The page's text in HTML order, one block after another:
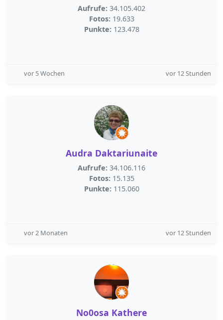
Aufrufe: 34.105.402
Fotos: 19.633
Punkte: 123.478
vor 5 Wochen vor 12 Stunden
Audra Daktariunaite
Aufrufe: 34.106.116
Fotos: 15.135
Punkte: 115.060
vor 2 Monaten vor 12 Stunden
No0osa Kathere